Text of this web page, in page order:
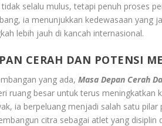
selalu mulus, tetapi penuh proses
ia menunjukkan kedewasaan yang
lebih jauh di kancah internasional.
CERAH DAN POTENSI
yang ada,Masa Depan Cerah
ruang besar untuk terus meningkatkan
ia berpeluang menjadi salah satu
citra sebagai atlet yang